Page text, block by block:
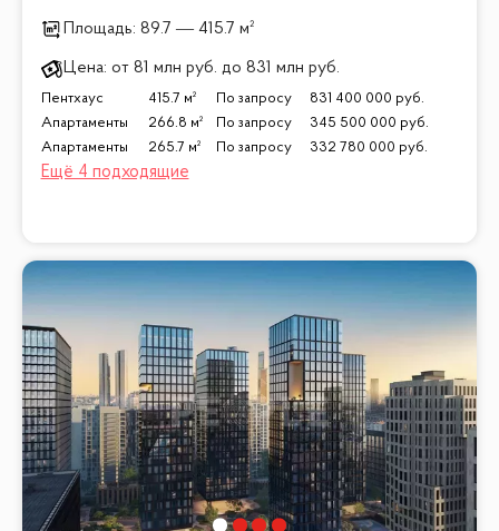
Площадь: 89.7 — 415.7 м²
Цена: от 81 млн руб. до 831 млн руб.
Пентхаус 415.7 м² По запросу 831 400 000 руб.
Апартаменты
266.8 м² По запросу 345 500 000 руб.
Апартаменты
265.7 м² По запросу 332 780 000 руб.